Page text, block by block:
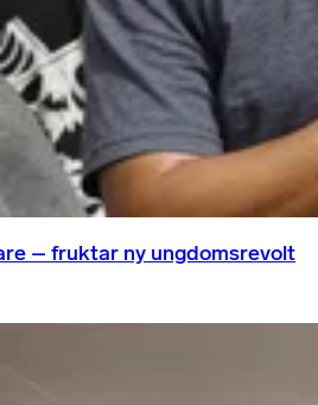
– fruktar ny ungdomsrevolt